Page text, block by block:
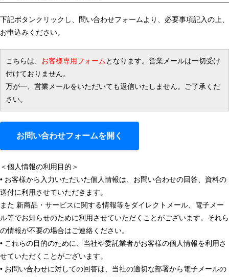
下記ボタンクリックし、問い合わせフォームより、必要事項記入の上、
お申込みください。
こちらは、 お客様専用フォームとなります。営業メールは一切受け
付けておりません。
万が一、営業メールをいただいても返信いたしません。ご了承くだ
さい。
お問い合わせフォームを開く
＜個人情報の利用目的＞
• お客様から入力いただいた個人情報は、お問い合わせの回答、資料の
送付に利用させていただきます。
また 新商品・サービスに関する情報等をダイレクトメール、電子メー
ル等でお知らせのために利用させていただくことがございます。それら
の情報が不要の場合はご連絡ください。
• これらの目的のために、当社や委託業者がお客様の個人情報を利用さ
せていただくことがございます。
• お問い合わせに対しての回答は、当社の適切な部署から電子メールの